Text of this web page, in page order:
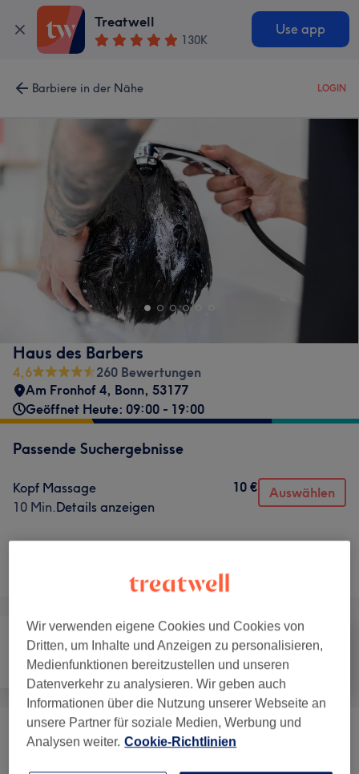
Treatwell
130K
Use app
Barbiere in der Nähe LOGIN
Haus des Barbers
4,6
260 Bewertungen
Am Fronhof 4, Bonn, 53177
Geöffnet Heute: 09:00 - 19:00
Passende Suchergebnisse
Kopf Massage
10 Min.Details anzeigen
10 € Auswählen
Haarentfernung Gesicht Massage
Herren Dienst (1)
Wir verwenden eigene Cookies und Cookies von
Dritten, um Inhalte und Anzeigen zu personalisieren,
Medienfunktionen bereitzustellen und unseren
Datenverkehr zu analysieren. Wir geben auch
Informationen über die Nutzung unserer Webseite an
unsere Partner für soziale Medien, Werbung und
Analysen weiter. Cookie-Richtlinien